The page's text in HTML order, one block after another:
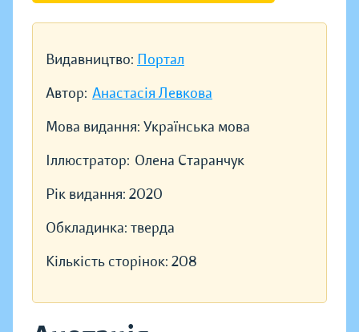
Видавництво: Портал
Автор: Анастасія Левкова
Мова видання: Українська мова
Іллюстратор: Олена Старанчук
Рік видання: 2020
Обкладинка: тверда
Кількість сторінок: 208